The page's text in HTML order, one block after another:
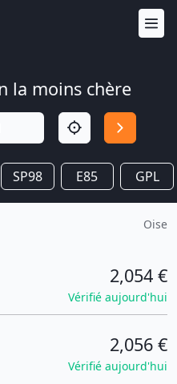
la moins chère
SP98 E85 GPL
Oise
2,054 €
Vérifié aujourd'hui
2,056 €
Vérifié aujourd'hui